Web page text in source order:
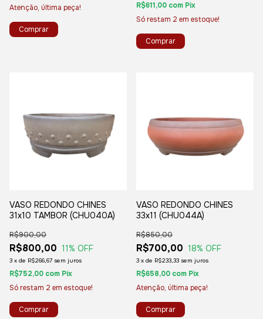
Atenção, última peça!
R$611,00 com Pix
Só restam 2 em estoque!
VASO REDONDO CHINES
31x10 TAMBOR (CHU040A)
R$800,00
R$900,00
11% OFF
3 x de R$266,67 sem juros
R$752,00 com Pix
Só restam 2 em estoque!
VASO REDONDO CHINES
33x11 (CHU044A)
R$700,00
R$850,00
18% OFF
3 x de R$233,33 sem juros
R$658,00 com Pix
Atenção, última peça!